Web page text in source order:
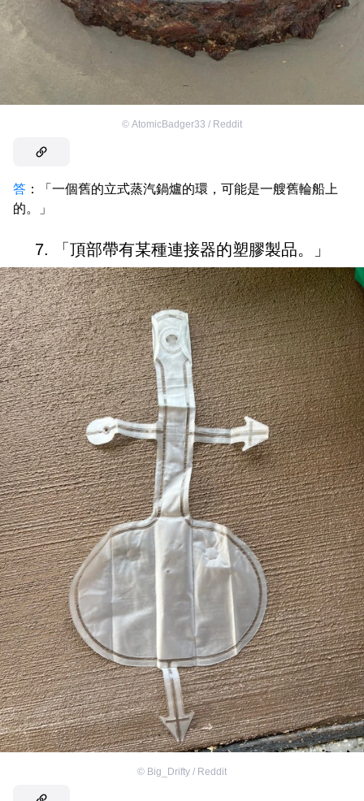
© AtomicBadger33 / Reddit
答 ：「一個舊的立式蒸汽鍋爐的環，可能是一艘舊輪船上
的。」
7. 「頂部帶有某種連接器的塑膠製品。」
© Big_Drifty / Reddit